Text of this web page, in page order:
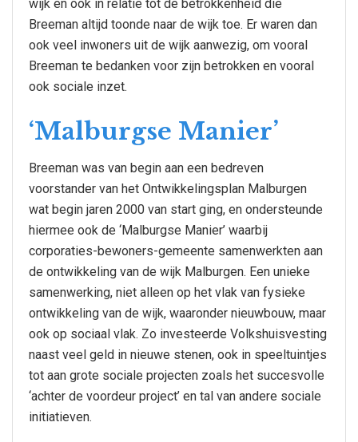
wijk en ook in relatie tot de betrokkenheid die
Breeman altijd toonde naar de wijk toe. Er waren dan
ook veel inwoners uit de wijk aanwezig, om vooral
Breeman te bedanken voor zijn betrokken en vooral
ook sociale inzet.
‘Malburgse Manier’
Breeman was van begin aan een bedreven
voorstander van het Ontwikkelingsplan Malburgen
wat begin jaren 2000 van start ging, en ondersteunde
hiermee ook de ‘Malburgse Manier’ waarbij
corporaties-bewoners-gemeente samenwerkten aan
de ontwikkeling van de wijk Malburgen. Een unieke
samenwerking, niet alleen op het vlak van fysieke
ontwikkeling van de wijk, waaronder nieuwbouw, maar
ook op sociaal vlak. Zo investeerde Volkshuisvesting
naast veel geld in nieuwe stenen, ook in speeltuintjes
tot aan grote sociale projecten zoals het succesvolle
‘achter de voordeur project’ en tal van andere sociale
initiatieven.